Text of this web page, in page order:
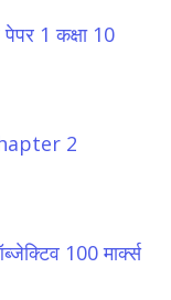
पेपर 1 कक्षा 10
2
100 मार्क्स